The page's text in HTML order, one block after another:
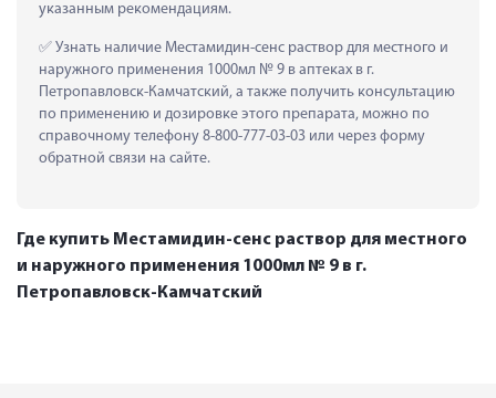
указанным рекомендациям.
Узнать наличие Местамидин-сенс раствор для местного и
наружного применения 1000мл № 9 в аптеках в г.
Петропавловск-Камчатский, а также получить консультацию
по применению и дозировке этого препарата, можно по
справочному телефону 8-800-777-03-03 или через форму
обратной связи на сайте.
Где купить Местамидин-сенс раствор для местного
и наружного применения 1000мл № 9 в г.
Петропавловск-Камчатский